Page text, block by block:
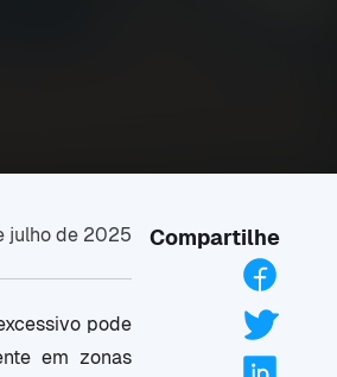
julho de 2025
pode
em zonas
Compartilhe